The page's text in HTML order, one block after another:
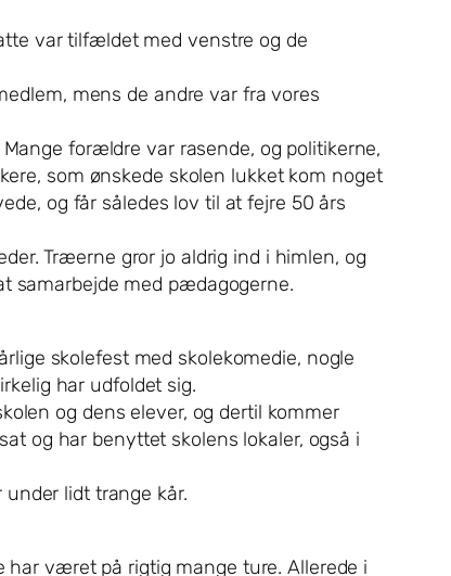
var tilfældet med venstre og de
mens de andre var fra vores
forældre var rasende, og politikerne,
som ønskede skolen lukket kom noget
og får således lov til at fejre 50 års
Træerne gror jo aldrig ind i himlen, og
samarbejde med pædagogerne.
skolefest med skolekomedie, nogle
har udfoldet sig.
og dens elever, og dertil kommer
og har benyttet skolens lokaler, også i
lidt trange kår.
har været på rigtig mange ture. Allerede i